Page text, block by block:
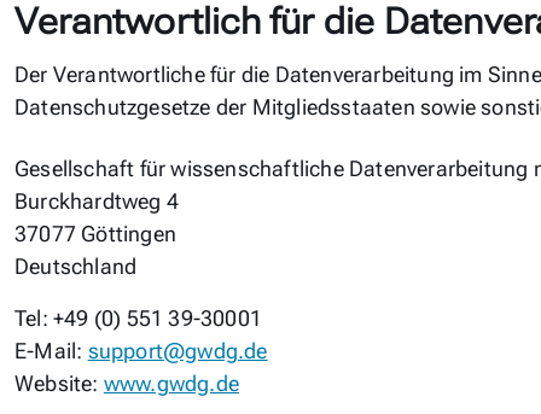
Verantwortlich für die
Der Verantwortliche für die Datenverarbeitung im
Datenschutzgesetze der Mitgliedsstaaten sowie
Gesellschaft für wissenschaftliche Datenverarbeitung
Burckhardtweg 4
37077 Göttingen
Deutschland
Tel: +49 (0) 551 39-30001
E-Mail: support@gwdg.de
Website: www.gwdg.de